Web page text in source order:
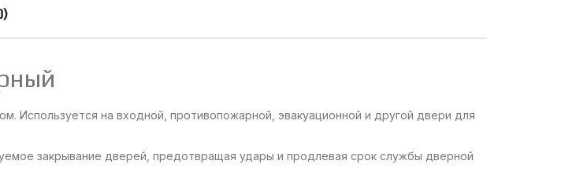
Используется на входной, противопожарной, эвакуационной и другой двери для
закрывание дверей, предотвращая удары и продлевая срок службы дверной